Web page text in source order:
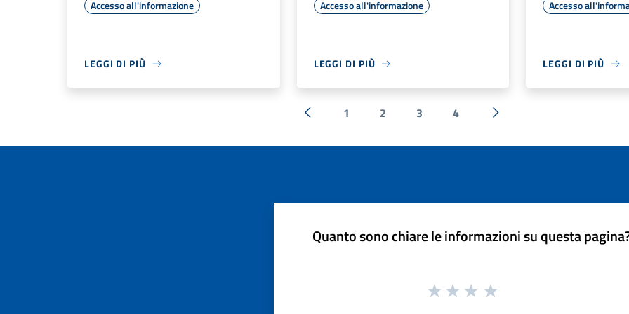
Accesso all'informazione
LEGGI DI PIÙ
Accesso all'informazione
LEGGI DI PIÙ
Accesso
LEGGI DI PIÙ
« Precedente
1 2 3 4
Successiva »
Quanto sono chiare le informazioni su questa